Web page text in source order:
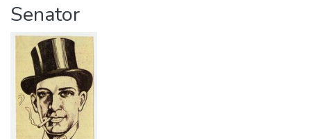
Statistics
About us
Senator